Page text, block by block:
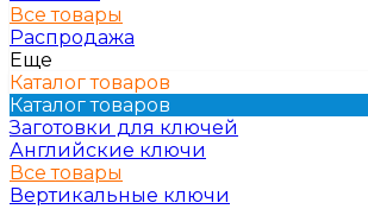
Все товары
Распродажа
Еще
Каталог товаров
Каталог товаров
Заготовки для ключей
Английские ключи
Все товары
Вертикальные ключи